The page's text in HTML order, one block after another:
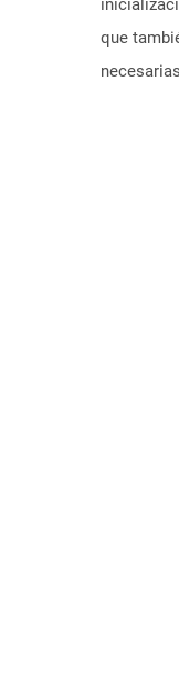
que